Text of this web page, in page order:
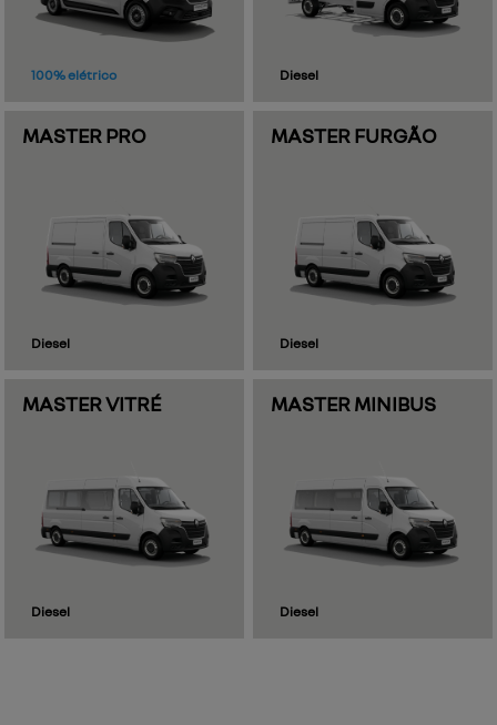
100% elétrico Diesel
MASTER PRO
Diesel
MASTER FURGÃO
Diesel
MASTER VITRÉ
Diesel
MASTER MINIBUS
Diesel